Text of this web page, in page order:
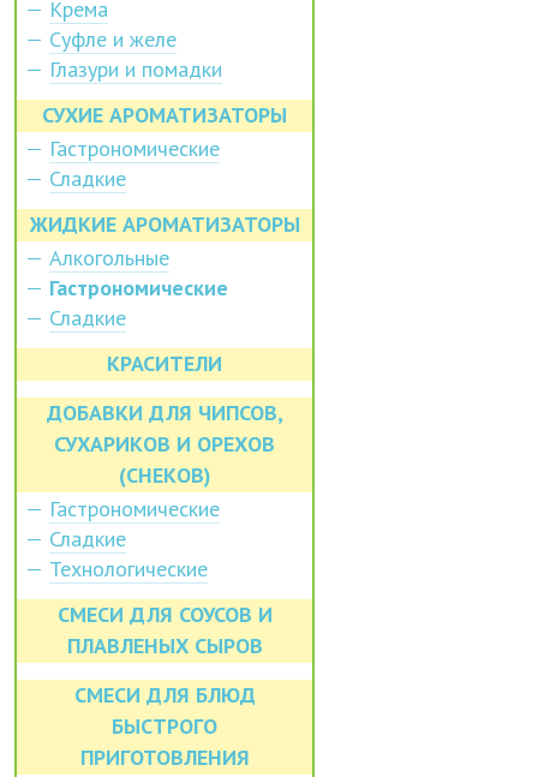
Крема
Суфле и желе
Глазури и помадки
СУХИЕ АРОМАТИЗАТОРЫ
Гастрономические
Сладкие
ЖИДКИЕ АРОМАТИЗАТОРЫ
Алкогольные
Гастрономические
Сладкие
КРАСИТЕЛИ
ДОБАВКИ ДЛЯ ЧИПСОВ,
СУХАРИКОВ И ОРЕХОВ
(СНЕКОВ)
Гастрономические
Сладкие
Технологические
СМЕСИ ДЛЯ СОУСОВ И
ПЛАВЛЕНЫХ СЫРОВ
СМЕСИ ДЛЯ БЛЮД
БЫСТРОГО
ПРИГОТОВЛЕНИЯ